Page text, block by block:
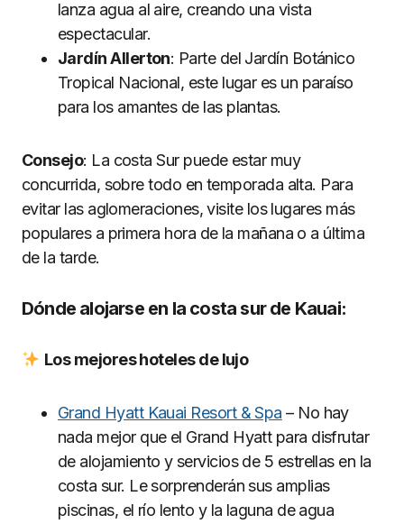
lanza agua al aire, creando una vista
espectacular.
Jardín Allerton: Parte del Jardín Botánico
Tropical Nacional, este lugar es un paraíso
para los amantes de las plantas.
Consejo: La costa Sur puede estar muy
concurrida, sobre todo en temporada alta. Para
evitar las aglomeraciones, visite los lugares más
populares a primera hora de la mañana o a última
de la tarde.
Dónde alojarse en la costa sur de Kauai:
Los mejores hoteles de lujo
Grand Hyatt Kauai Resort & Spa – No hay
nada mejor que el Grand Hyatt para disfrutar
de alojamiento y servicios de 5 estrellas en la
costa sur. Le sorprenderán sus amplias
piscinas, el río lento y la laguna de agua